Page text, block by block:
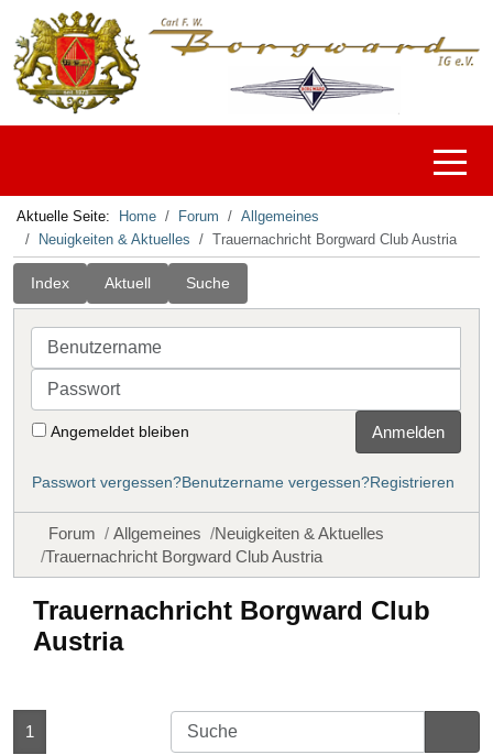
Off-
Aktuelle Seite: Home Forum
Allgemeines
Neuigkeiten & Aktuelles
Trauernachricht Borgward Club Austria
Index Aktuell Suche
Benutzername
Passwort
Angemeldet bleiben Anmelden
Passwort vergessen?Benutzername vergessen?Registrieren
Forum Allgemeines
Neuigkeiten & Aktuelles
Trauernachricht Borgward Club Austria
Trauernachricht Borgward Club
Austria
1